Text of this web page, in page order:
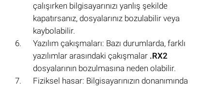
çalışırken bilgisayarınızı yanlış şekilde
kapatırsanız, dosyalarınız bozulabilir veya
kaybolabilir.
Yazılım çakışmaları: Bazı durumlarda, farklı
yazılımlar arasındaki çakışmalar .RX2
dosyalarının bozulmasına neden olabilir.
Fiziksel hasar: Bilgisayarınızın donanımında